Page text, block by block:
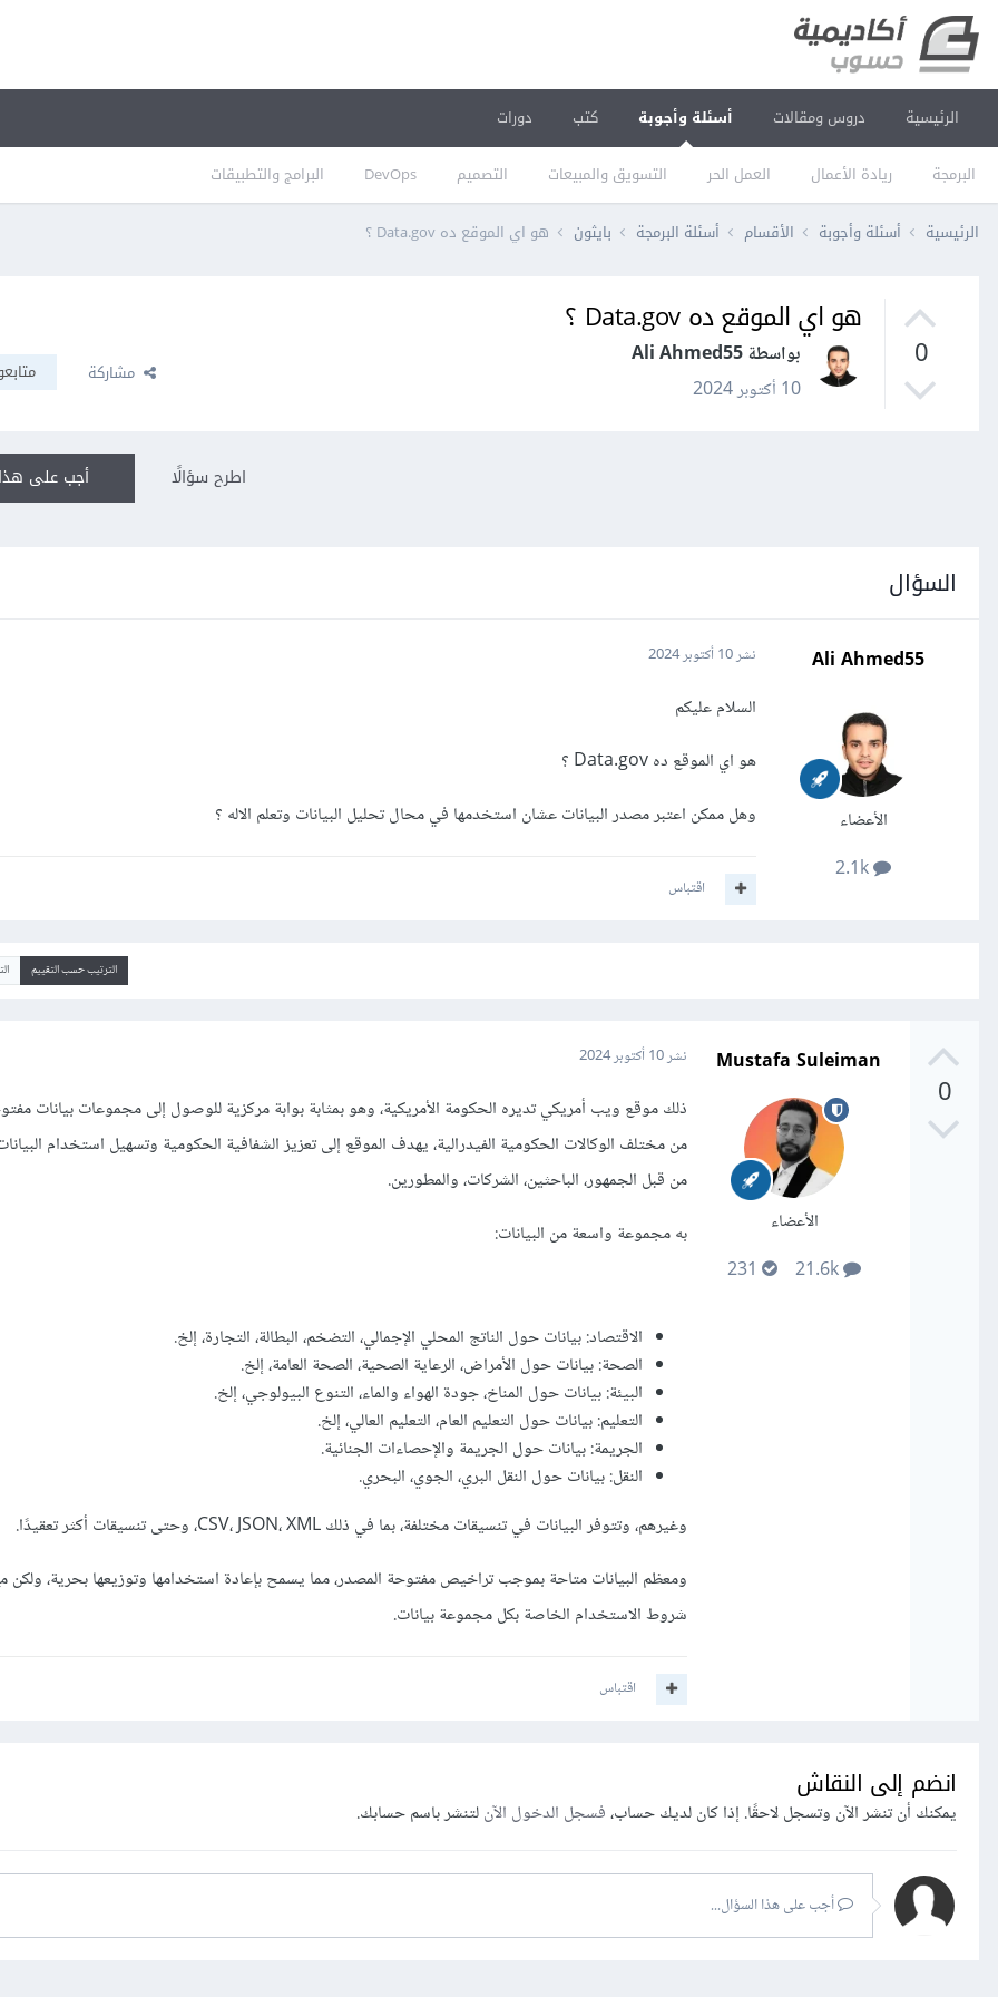
الرئيسية دروس ومقالات أسئلة وأجوبة
البرمجة ريادة الأعمال العمل الحر التسويق والمبيعات التصميم DevOps البرامج والتطبيقات
كتب دورات
الرئيسية أسئلة وأجوبة الأقسام أسئلة البرمجة بايثون هو اي الموقع ده Data.gov ؟
0
هو اي الموقع ده Data.gov ؟
بواسطة Ali Ahmed55
10 أكتوبر 2024
مشاركة
أجب على اطرح سؤالًا
السؤال
Ali Ahmed55
الأعضاء
نشر10 أكتوبر 2024
السلام عليكم
هو اي الموقع ده Data.gov ؟
وهل ممكن اعتبر مصدر البيانات عشان استخدمها في محال تحليل البيانات وتعلم الاله ؟
اقتباس
الترتيب حسب التقييم
0
Mustafa Suleiman
الأعضاء
نشر10 أكتوبر 2024
ذلك موقع ويب أمريكي تديره الحكومة الأمريكية، وهو بمثابة بوابة مركزية للوصول إلى مجموعات بيانات
من مختلف الوكالات الحكومية الفيدرالية، يهدف الموقع إلى تعزيز الشفافية الحكومية وتسهيل استخدام
من قبل الجمهور، الباحثين، الشركات، والمطورين.
به مجموعة واسعة من البيانات:
الاقتصاد: بيانات حول الناتج المحلي الإجمالي، التضخم، البطالة، التجارة، إلخ.
الصحة: بيانات حول الأمراض، الرعاية الصحية، الصحة العامة، إلخ.
البيئة: بيانات حول المناخ، جودة الهواء والماء، التنوع البيولوجي، إلخ.
التعليم: بيانات حول التعليم العام، التعليم العالي، إلخ.
الجريمة: بيانات حول الجريمة والإحصاءات الجنائية.
النقل: بيانات حول النقل البري، الجوي، البحري.
وغيرهم، وتتوفر البيانات في تنسيقات مختلفة، بما في ذلك CSV، JSON، XML، وحتى تنسيقات أكثر تعقيدًا.
ومعظم البيانات متاحة بموجب تراخيص مفتوحة المصدر، مما يسمح بإعادة استخدامها وتوزيعها بحرية، ولكن
شروط الاستخدام الخاصة بكل مجموعة بيانات.
اقتباس
انضم إلى النقاش
يمكنك أن تنشر الآن وتسجل لاحقًا. إذا كان لديك حساب،فسجل الدخول الآنلتنشر باسم حسابك.
أجب على هذا السؤال...